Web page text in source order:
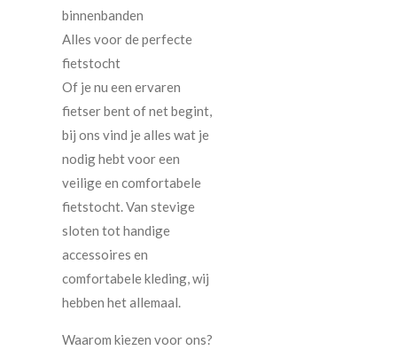
binnenbanden
Alles voor de perfecte
fietstocht
Of je nu een ervaren
fietser bent of net begint,
bij ons vind je alles wat je
nodig hebt voor een
veilige en comfortabele
fietstocht. Van stevige
sloten tot handige
accessoires en
comfortabele kleding, wij
hebben het allemaal.
Waarom kiezen voor ons?